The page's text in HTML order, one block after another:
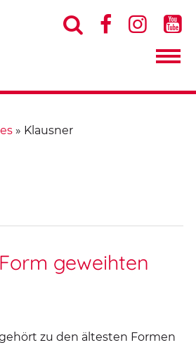
   
» Klausner
geweihten
zu den ältesten Formen